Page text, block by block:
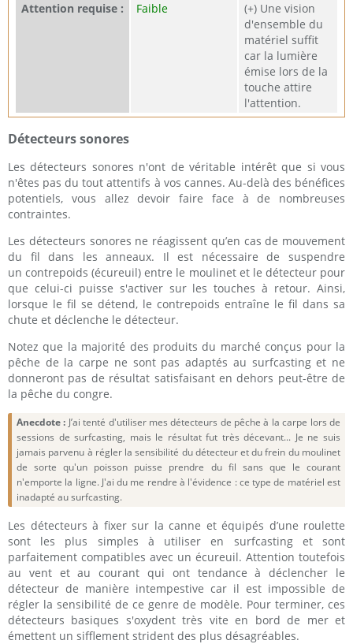
Attention requise :
Faible
(+) Une vision
d'ensemble du
matériel suffit
car la lumière
émise lors de la
touche attire
l'attention.
Détecteurs sonores
Les détecteurs sonores n'ont de véritable intérêt que si vous
n'êtes pas du tout attentifs à vos cannes. Au-delà des bénéfices
potentiels, vous allez devoir faire face à de nombreuses
contraintes.
Les détecteurs sonores ne réagissent qu’en cas de mouvement
du fil dans les anneaux. Il est nécessaire de suspendre
un contrepoids (écureuil) entre le moulinet et le détecteur pour
que celui-ci puisse s'activer sur les touches à retour. Ainsi,
lorsque le fil se détend, le contrepoids entraîne le fil dans sa
chute et déclenche le détecteur.
Notez que la majorité des produits du marché conçus pour la
pêche de la carpe ne sont pas adaptés au surfcasting et ne
donneront pas de résultat satisfaisant en dehors peut-être de
la pêche du congre.
Anecdote : J’ai tenté d'utiliser mes détecteurs de pêche à la carpe lors de
sessions de surfcasting, mais le résultat fut très décevant... Je ne suis
jamais parvenu à régler la sensibilité du détecteur et du frein du moulinet
de sorte qu'un poisson puisse prendre du fil sans que le courant
n'emporte la ligne. J'ai du me rendre à l'évidence : ce type de matériel est
inadapté au surfcasting.
Les détecteurs à fixer sur la canne et équipés d’une roulette
sont les plus simples à utiliser en surfcasting et sont
parfaitement compatibles avec un écureuil. Attention toutefois
au vent et au courant qui ont tendance à déclencher le
détecteur de manière intempestive car il est impossible de
régler la sensibilité de ce genre de modèle. Pour terminer, ces
détecteurs basiques s'oxydent très vite en bord de mer et
émettent un sifflement strident des plus désagréables.